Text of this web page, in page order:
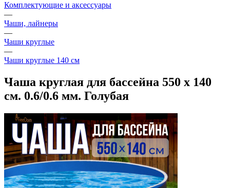
Комплектующие и аксессуары
—
Чаши, лайнеры
—
Чаши круглые
—
Чаши круглые 140 см
Чаша круглая для бассейна 550 х 140
см. 0.6/0.6 мм. Голубая